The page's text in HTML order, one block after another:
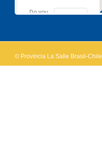
Do you
OK
© Província La Salle Brasil-Chile